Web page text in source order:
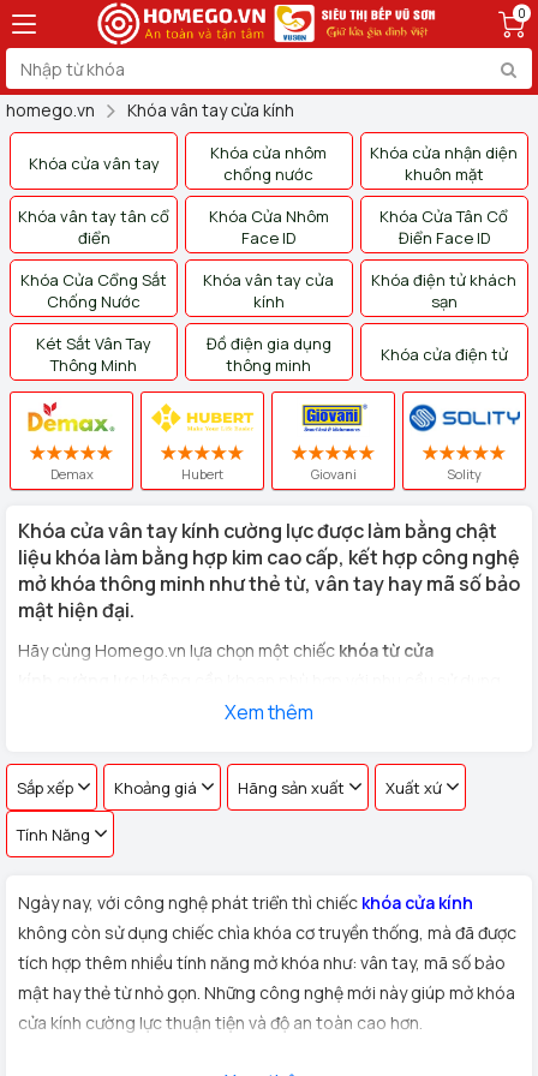
0
homego.vn Khóa vân tay cửa kính
Khóa cửa vân tay
Khóa cửa nhôm
chống nước
Khóa cửa nhận diện
khuôn mặt
Khóa vân tay tân cổ
điển
Khóa Cửa Nhôm
Face ID
Khóa Cửa Tân Cổ
Điển Face ID
Khóa Cửa Cổng Sắt
Chống Nước
Khóa vân tay cửa
kính
Khóa điện tử khách
sạn
Két Sắt Vân Tay
Thông Minh
Đồ điện gia dụng
thông minh
Khóa cửa điện tử
Demax Hubert Giovani Solity
Khóa cửa vân tay kính cường lực được làm bằng chật
liệu khóa làm bằng hợp kim cao cấp, kết hợp công nghệ
mở khóa thông minh như thẻ từ, vân tay hay mã số bảo
mật hiện đại.
Hãy cùng Homego.vn lựa chọn một chiếc khóa từ cửa
cửa kính văn phòng, cửa hàng, nhà riêng
Xem thêm
Sắp xếp Khoảng giá Hãng sản xuất Xuất xứ
Tính Năng
Ngày nay, với công nghệ phát triển thì chiếc khóa cửa kính
không còn sử dụng chiếc chìa khóa cơ truyền thống, mà đã được
tích hợp thêm nhiều tính năng mở khóa như: vân tay, mã số bảo
mật hay thẻ từ nhỏ gọn. Những công nghệ mới này giúp mở khóa
cửa kính cường lực thuận tiện và độ an toàn cao hơn.